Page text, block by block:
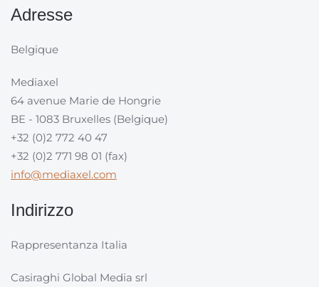
Adresse
Belgique
Mediaxel
64 avenue Marie de Hongrie
BE - 1083 Bruxelles (Belgique)
+32 (0)2 772 40 47
+32 (0)2 771 98 01 (fax)
info@mediaxel.com
Indirizzo
Rappresentanza Italia
Casiraghi Global Media srl